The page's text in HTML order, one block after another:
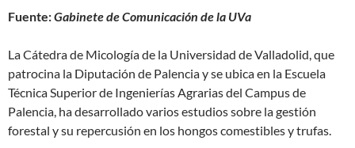
Fuente:Gabinete de Comunicación de la UVa
La Cátedra de Micología de la Universidad de Valladolid, que
patrocina la Diputación de Palencia y se ubica en la Escuela
Técnica Superior de Ingenierías Agrarias del Campus de
Palencia, ha desarrollado varios estudios sobre la gestión
forestal y su repercusión en los hongos comestibles y trufas.